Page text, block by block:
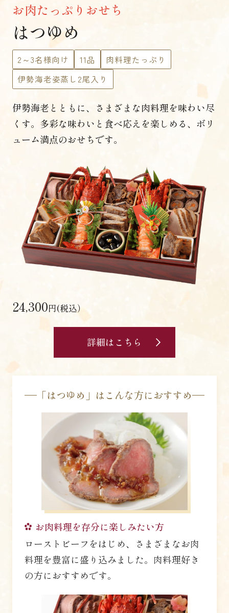
お肉たっぷりおせち
はつゆめ
2～3名様向け 11品
肉料理たっぷり
伊勢海老姿蒸し2尾入り
伊勢海老とともに、さまざまな肉料理を味わい尽
くす。 多彩な味わいと食べ応えを楽しめる、 ボリ
ューム満点のおせちです。
24,300円(税込）
詳細はこちら
「はつゆめ」はこんな方におすすめ
お肉料理を存分に楽しみたい方
ローストビーフをはじめ、さまざまなお肉
料理を豊富に盛り込みました。肉料理好き
の方におすすめです。